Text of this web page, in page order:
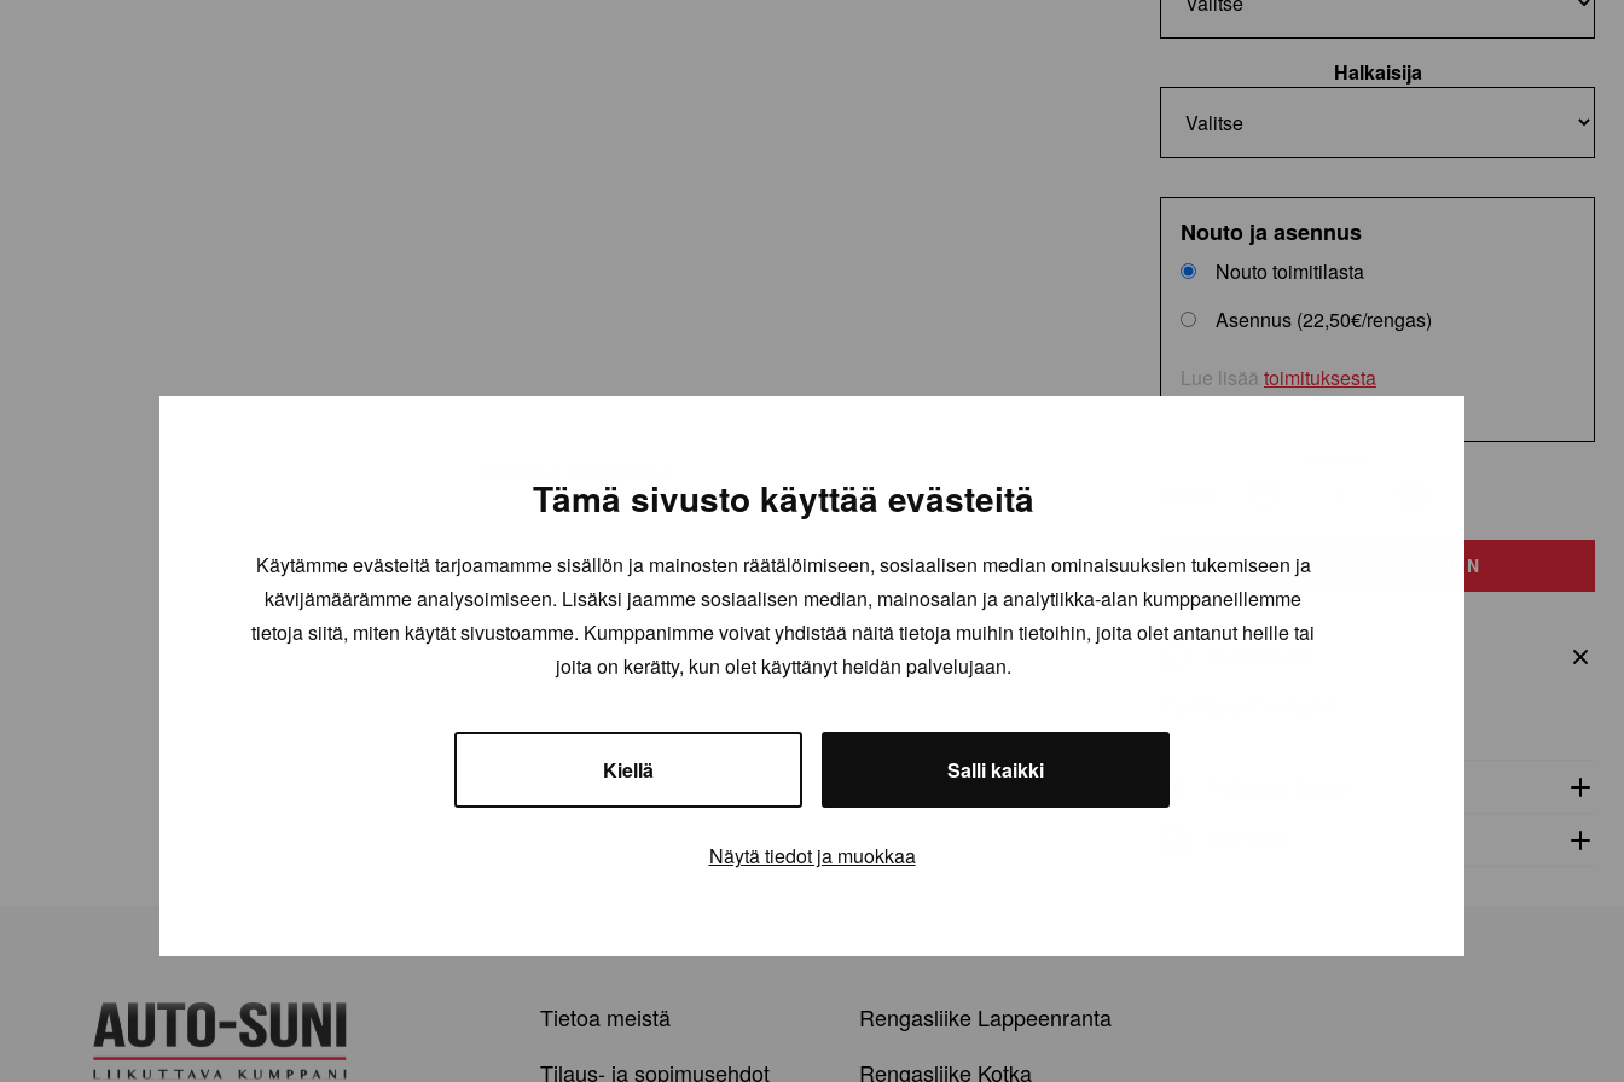
Tämä sivusto käyttää evästeitä
Käytämme evästeitä tarjoamamme sisällön ja mainosten räätälöimiseen, sosiaalisen median ominaisuuksien tukemiseen ja
kävijämäärämme analysoimiseen. Lisäksi jaamme sosiaalisen median, mainosalan ja analytiikka-alan kumppaneillemme
tietoja siitä, miten käytät sivustoamme. Kumppanimme voivat yhdistää näitä tietoja muihin tietoihin, joita olet antanut heille tai
joita on kerätty, kun olet käyttänyt heidän palvelujaan.
Kiellä Salli kaikki
Näytä tiedot ja muokkaa
Halkaisija
Nouto ja asennus
Nouto toimitilasta
Asennus (22,50€/rengas)
Lue lisää toimituksesta
määrä
LISÄÄ OSTOSKORIIN
Tietoa meistä
Tilaus- ja sopimusehdot
Rengasliike Lappeenranta
Rengasliike Kotka